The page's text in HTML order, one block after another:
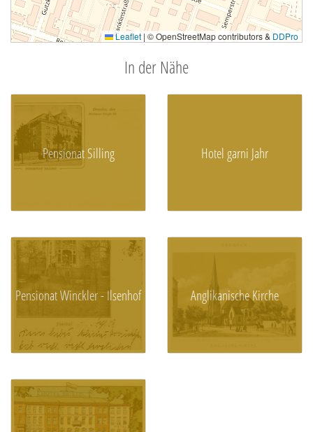
Leaflet | © OpenStreetMap contributors & DDPro
In der Nähe
Pensionat Silling Hotel garni Jahr
Pensionat Winckler - Ilsenhof Anglikanische Kirche